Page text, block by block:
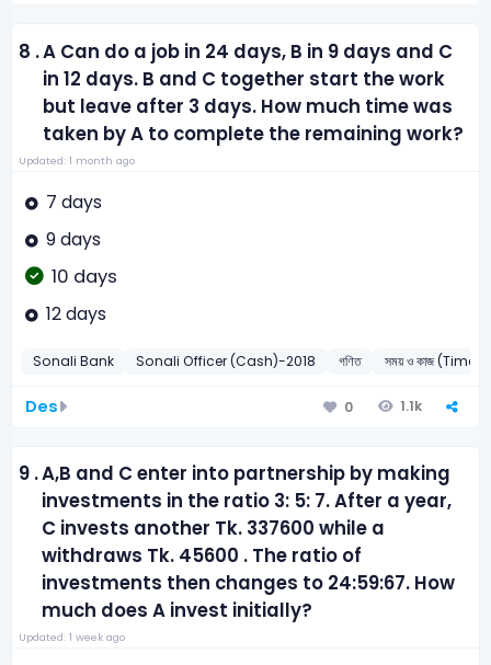
8 .A Can do a job in 24 days, B in 9 days and C
in 12 days. B and C together start the work
but leave after 3 days. How much time was
taken by A to complete the remaining work?
Updated: 1 month ago
7 days
9 days
10 days
12 days
Sonali Bank Sonali Officer (Cash)-2018 গণিত সময় ও কাজ (Time
Des 0 1.1k
9 .A,B and C enter into partnership by making
investments in the ratio 3: 5: 7. After a year,
C invests another Tk. 337600 while a
withdraws Tk. 45600 . The ratio of
investments then changes to 24:59:67. How
much does A invest initially?
Updated: 1 week ago